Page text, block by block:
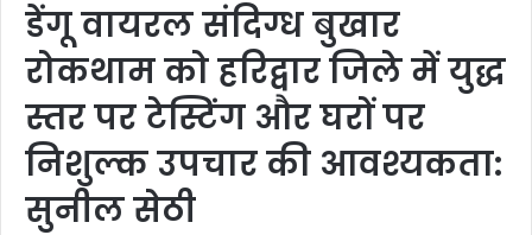
डेंगू वायरल संदिग्ध बुखार
रोकथाम को हरिद्वार जिले में युद्ध
स्तर पर टेस्टिंग और घरों पर
निशुल्क उपचार की आवश्यकता:
सुनील सेठी